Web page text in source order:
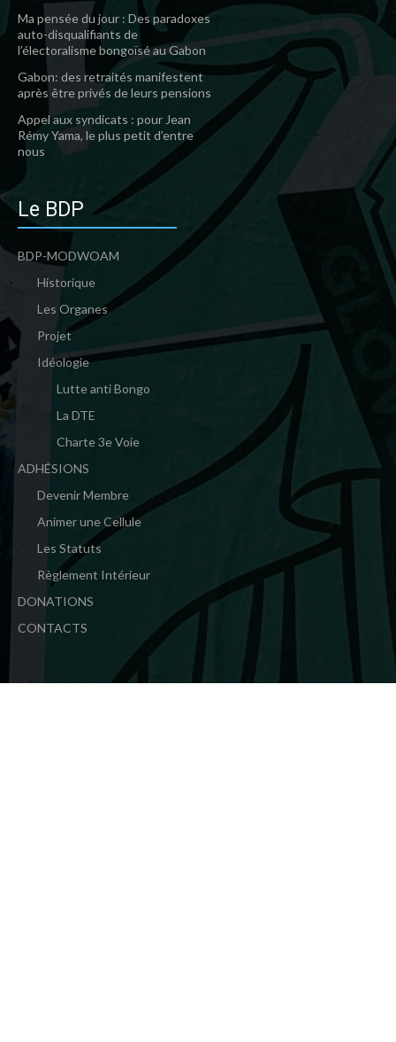
Ma pensée du jour : Des paradoxes
auto-disqualifiants de
l’électoralisme bongoïsé au Gabon
Gabon: des retraités manifestent
après être privés de leurs pensions
Appel aux syndicats : pour Jean
Rémy Yama, le plus petit d’entre
nous
Le BDP
BDP-MODWOAM
Historique
Les Organes
Projet
Idéologie
Lutte anti Bongo
La DTE
Charte 3e Voie
ADHÉSIONS
Devenir Membre
Animer une Cellule
Les Statuts
Règlement Intérieur
DONATIONS
CONTACTS